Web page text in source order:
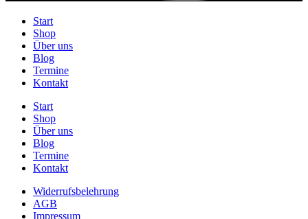
Start
Shop
Über uns
Blog
Termine
Kontakt
Start
Shop
Über uns
Blog
Termine
Kontakt
Widerrufsbelehrung
AGB
Impressum